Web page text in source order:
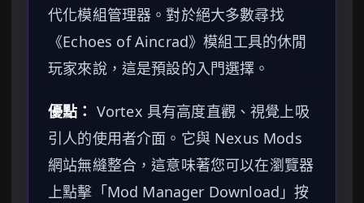
代化模組管理器。對於絕大多數尋找
《Echoes of Aincrad》模組工具的休閒
玩家來說，這是預設的入門選擇。
優點： Vortex 具有高度直觀、視覺上吸
引人的使用者介面。它與 Nexus Mods
網站無縫整合，這意味著您可以在瀏覽器
上點擊「Mod Manager Download」按